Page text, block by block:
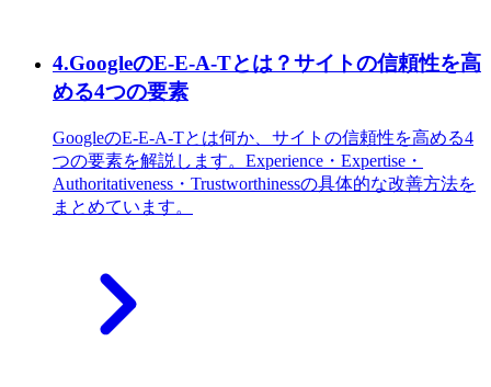
4.GoogleのE-E-A-Tとは？サイトの信頼性を高
める4つの要素
GoogleのE-E-A-Tとは何か、サイトの信頼性を高める4
つの要素を解説します。Experience・Expertise・
Authoritativeness・Trustworthinessの具体的な改善方法を
まとめています。